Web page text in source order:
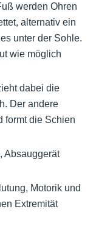
werden Ohren
alternativ ein
unter der Sohle.
wie möglich
dabei die
Der andere
formt die Schien
Absauggerät
Motorik und
Extremität